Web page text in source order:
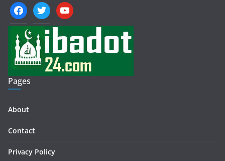
facebooktwitter youtube
Pages
About
Contact
Privacy Policy